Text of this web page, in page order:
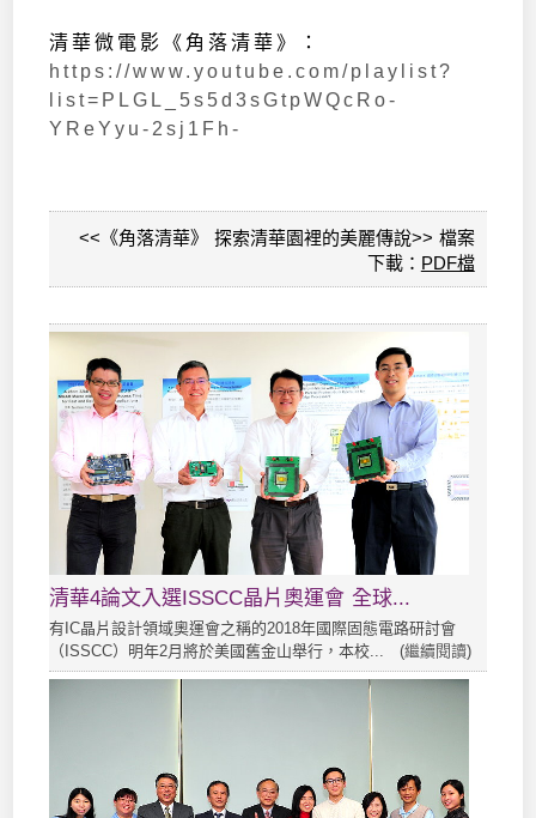
清華微電影《角落清華》：
https://www.youtube.com/playlist?
list=PLGL_5s5d3sGtpWQcRo-
YReYyu-2sj1Fh-
<<《角落清華》 探索清華園裡的美麗傳說>> 檔案
下載： PDF檔
清華4論文入選ISSCC晶片奧運會 全球...
有IC晶片設計領域奧運會之稱的2018年國際固態電路研討會
（ISSCC）明年2月將於美國舊金山舉行，本校... (繼續閱讀)